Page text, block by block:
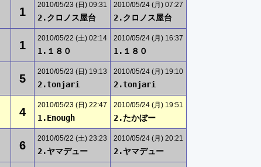
1
2010/05/23 (日) 09:31
2.クロノス屋台
2010/05/24 (月) 07:27
2.クロノス屋台
1
2010/05/22 (土) 02:14
1.１８０
2010/05/24 (月) 16:37
1.１８０
5
2010/05/23 (日) 19:13
2.tonjari
2010/05/24 (月) 19:10
2.tonjari
4
2010/05/23 (日) 22:47
1.Enough
2010/05/24 (月) 19:51
2.たかぼー
6
2010/05/22 (土) 23:23
2.ヤマデュー
2010/05/24 (月) 20:21
2.ヤマデュー